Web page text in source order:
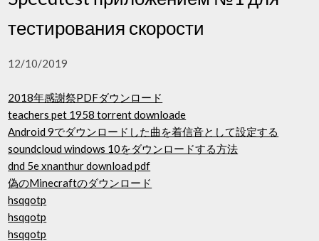
тестирования скорости
12/10/2019
2018年感謝祭PDFダウンロード
teachers pet 1958 torrent downloade
Android 9でダウンロードした曲を着信音として設定する
soundcloud windows 10をダウンロードする方法
dnd 5e xnanthur download pdf
偽のMinecraftのダウンロード
hsqqotp
hsqqotp
hsqqotp